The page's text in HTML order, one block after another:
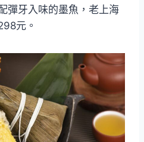
彈牙入味的墨魚，老上海
元。